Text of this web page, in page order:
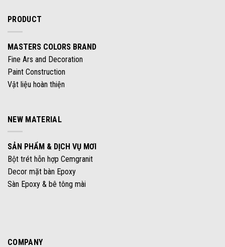
PRODUCT
MASTERS COLORS BRAND
Fine Ars and Decoration
Paint Construction
Vật liệu hoàn thiện
NEW MATERIAL
SẢN PHẨM & DỊCH VỤ MƠI
Bột trét hỗn hợp Cemgranit
Decor mặt bàn Epoxy
Sàn Epoxy & bê tông mài
COMPANY